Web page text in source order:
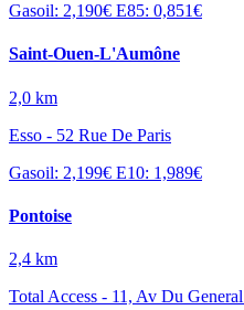
Gasoil: 2,190€ E85: 0,851€
Saint-Ouen-L'Aumône
2,0 km
Esso - 52 Rue De Paris
Gasoil: 2,199€ E10: 1,989€
Pontoise
2,4 km
Total Access - 11, Av Du